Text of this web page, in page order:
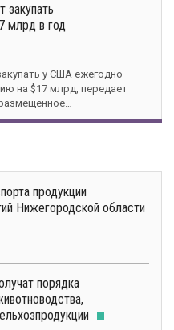
закупать
млрд в год
у США ежегодно
на $17 млрд, передает
продукции
Нижегородской области
порядка